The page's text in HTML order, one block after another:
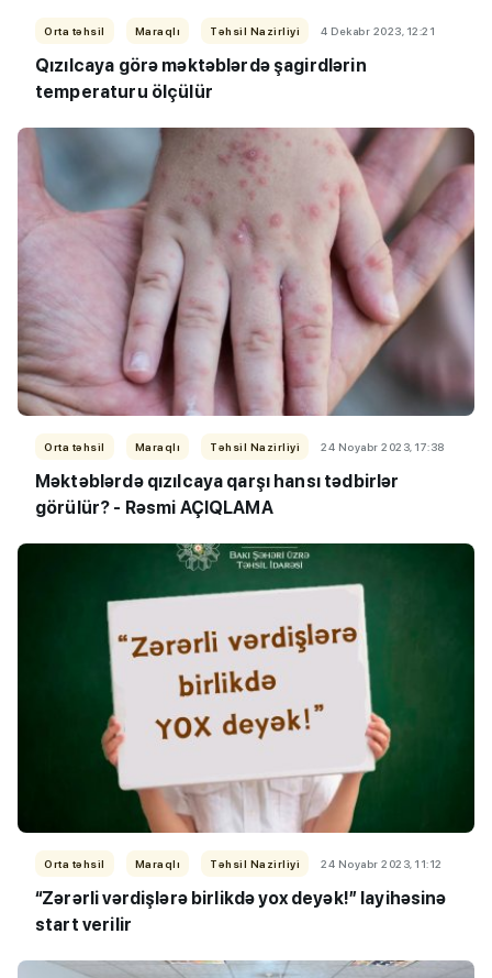
Orta təhsil Maraqlı Təhsil Nazirliyi 4 Dekabr 2023, 12:21
Qızılcaya görə məktəblərdə şagirdlərin
temperaturu ölçülür
Orta təhsil Maraqlı Təhsil Nazirliyi 24 Noyabr 2023, 17:38
Məktəblərdə qızılcaya qarşı hansı tədbirlər
görülür? - Rəsmi AÇIQLAMA
Orta təhsil Maraqlı Təhsil Nazirliyi 24 Noyabr 2023, 11:12
“Zərərli vərdişlərə birlikdə yox deyək!” layihəsinə
start verilir